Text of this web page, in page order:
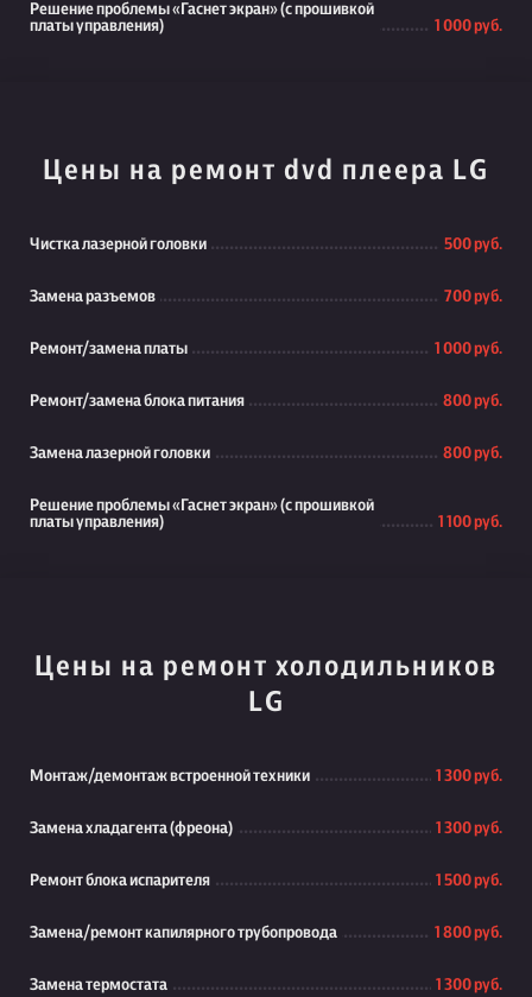
Решение проблемы «Гаснет экран» (с прошивкой
платы управления)
1 000 руб.
Цены на ремонт dvd плеера LG
Чистка лазерной головки 500 руб.
Замена разъемов 700 руб.
Ремонт/замена платы 1 000 руб.
Ремонт/замена блока питания 800 руб.
Замена лазерной головки 800 руб.
Решение проблемы «Гаснет экран» (с прошивкой
платы управления)
1 100 руб.
Цены на ремонт холодильников
LG
Монтаж/демонтаж встроенной техники 1 300 руб.
Замена хладагента (фреона) 1 300 руб.
Ремонт блока испарителя 1 500 руб.
Замена/ремонт капилярного трубопровода 1 800 руб.
Замена термостата 1 300 руб.